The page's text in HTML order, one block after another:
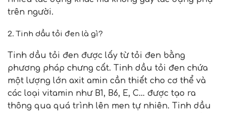
trên người.
2. Tinh dầu tỏi đen là gì?
Tinh dầu tỏi đen được lấy từ tỏi đen bằng
phương pháp chưng cất. Tinh dầu tỏi đen chứa
một lượng lớn axit amin cần thiết cho cơ thể và
các loại vitamin như B1, B6, E, C… được tạo ra
thông qua quá trình lên men tự nhiên. Tinh dầu